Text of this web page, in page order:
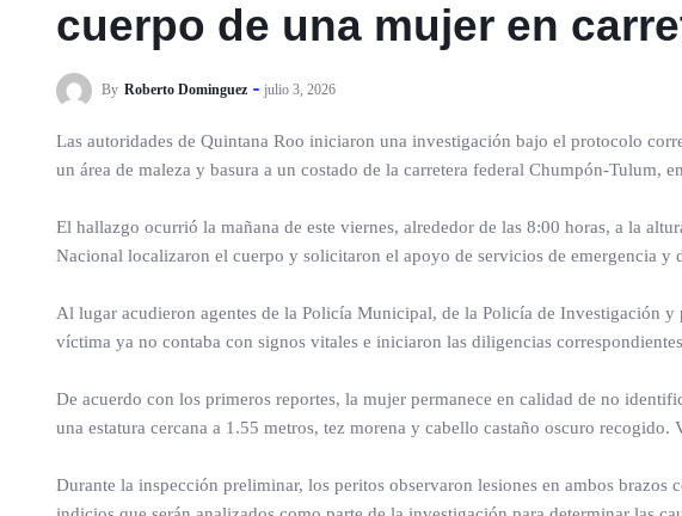
cuerpo de una mujer en
By Roberto Dominguez julio 3, 2026
Las autoridades de Quintana Roo iniciaron una investigación bajo el protocolo
un área de maleza y basura a un costado de la carretera federal Chumpón-Tulum,
El hallazgo ocurrió la mañana de este viernes, alrededor de las 8:00 horas, a la
Nacional localizaron el cuerpo y solicitaron el apoyo de servicios de emergencia y
Al lugar acudieron agentes de la Policía Municipal, de la Policía de Investigación
víctima ya no contaba con signos vitales e iniciaron las diligencias
De acuerdo con los primeros reportes, la mujer permanece en calidad de no
una estatura cercana a 1.55 metros, tez morena y cabello castaño oscuro
Durante la inspección preliminar, los peritos observaron lesiones en ambos brazos